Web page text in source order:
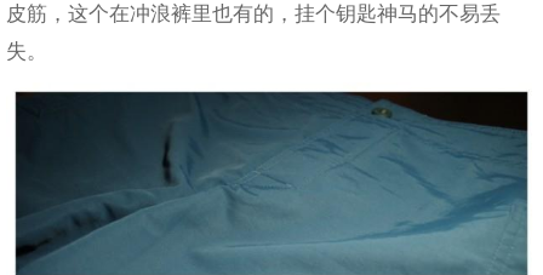
皮筋，这个在冲浪裤里也有的，挂个钥匙神马的不易丢
失。